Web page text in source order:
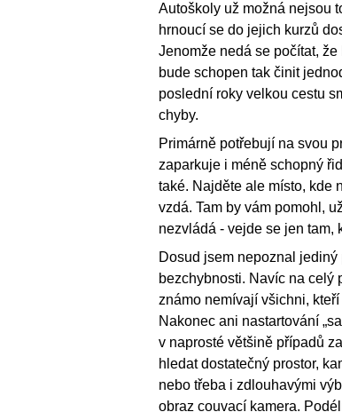
Autoškoly už možná nejsou
hrnoucí se do jejich kurzů
Jenomže nedá se počítat,
bude schopen tak činit
poslední roky velkou cestu
chyby.
Primárně potřebují na svou
zaparkuje i méně schopný
také. Najděte ale místo, kde
vzdá. Tam by vám pomohl,
nezvládá - vejde se jen tam,
Dosud jsem nepoznal
bezchybnosti. Navíc na celý
známo nemívají všichni,
Nakonec ani nastartování
v naprosté většině případů
hledat dostatečný prostor,
nebo třeba i zdlouhavými
obraz couvací kamera.